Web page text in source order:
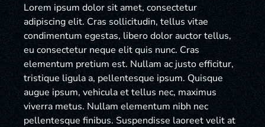
Lorem ipsum dolor sit amet, consectetur
adipiscing elit. Cras sollicitudin, tellus vitae
condimentum egestas, libero dolor auctor tellus,
eu consectetur neque elit quis nunc. Cras
elementum pretium est. Nullam ac justo efficitur,
tristique ligula a, pellentesque ipsum. Quisque
augue ipsum, vehicula et tellus nec, maximus
viverra metus. Nullam elementum nibh nec
pellentesque finibus. Suspendisse laoreet velit at